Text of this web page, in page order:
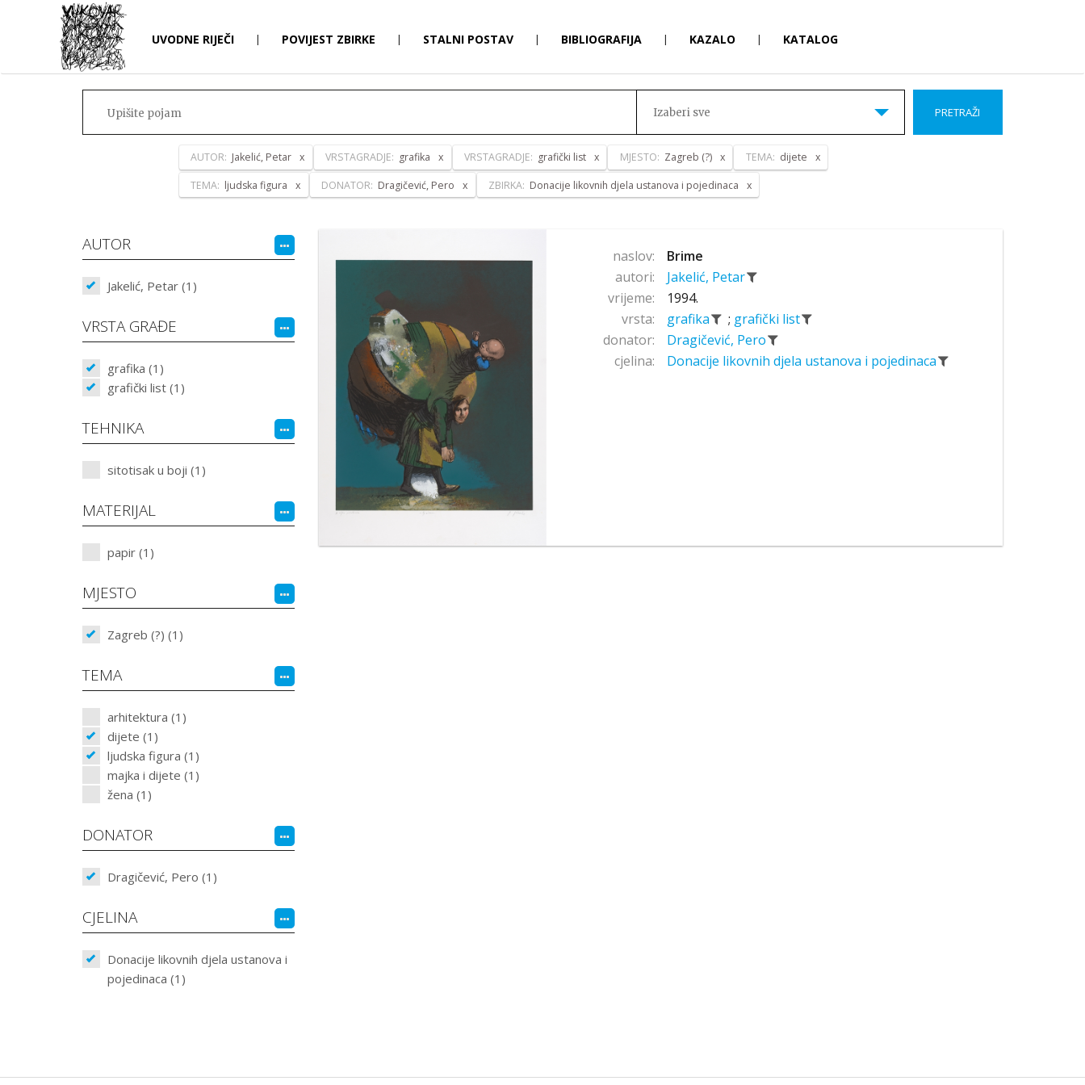
UVODNE RIJEČI | POVIJEST ZBIRKE | STALNI POSTAV | BIBLIOGRAFIJA | KAZALO | KATALOG
Izaberi sve PRETRAŽI
AUTOR: Jakelić, Petar VRSTAGRADJE: grafika VRSTAGRADJE: grafički list MJESTO: Zagreb (?) TEMA: dijete
TEMA: ljudska figura DONATOR: Dragičević, Pero ZBIRKA: Donacije likovnih djela ustanova i pojedinaca
AUTOR
Jakelić, Petar (1)
VRSTA GRAĐE
grafika (1)
grafički list (1)
TEHNIKA
sitotisak u boji (1)
MATERIJAL
papir (1)
MJESTO
Zagreb (?) (1)
TEMA
arhitektura (1)
dijete (1)
ljudska figura (1)
majka i dijete (1)
žena (1)
DONATOR
Dragičević, Pero (1)
CJELINA
Donacije likovnih djela ustanova i
pojedinaca (1)
naslov:
Brime
autori:
Jakelić, Petar
vrijeme:
1994.
vrsta:
grafika ; grafički list
donator:
Dragičević, Pero
cjelina:
Donacije likovnih djela ustanova i pojedinaca